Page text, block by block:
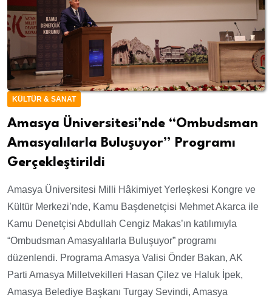
KÜLTÜR & SANAT
Amasya Üniversitesi’nde “Ombudsman
Amasyalılarla Buluşuyor” Programı
Gerçekleştirildi
Amasya Üniversitesi Milli Hâkimiyet Yerleşkesi Kongre ve
Kültür Merkezi’nde, Kamu Başdenetçisi Mehmet Akarca ile
Kamu Denetçisi Abdullah Cengiz Makas’ın katılımıyla
“Ombudsman Amasyalılarla Buluşuyor” programı
düzenlendi. Programa Amasya Valisi Önder Bakan, AK
Parti Amasya Milletvekilleri Hasan Çilez ve Haluk İpek,
Amasya Belediye Başkanı Turgay Sevindi, Amasya